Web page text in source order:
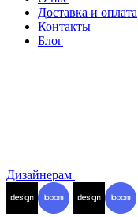
Доставка и оплата
Контакты
Блог
Дизайнерам